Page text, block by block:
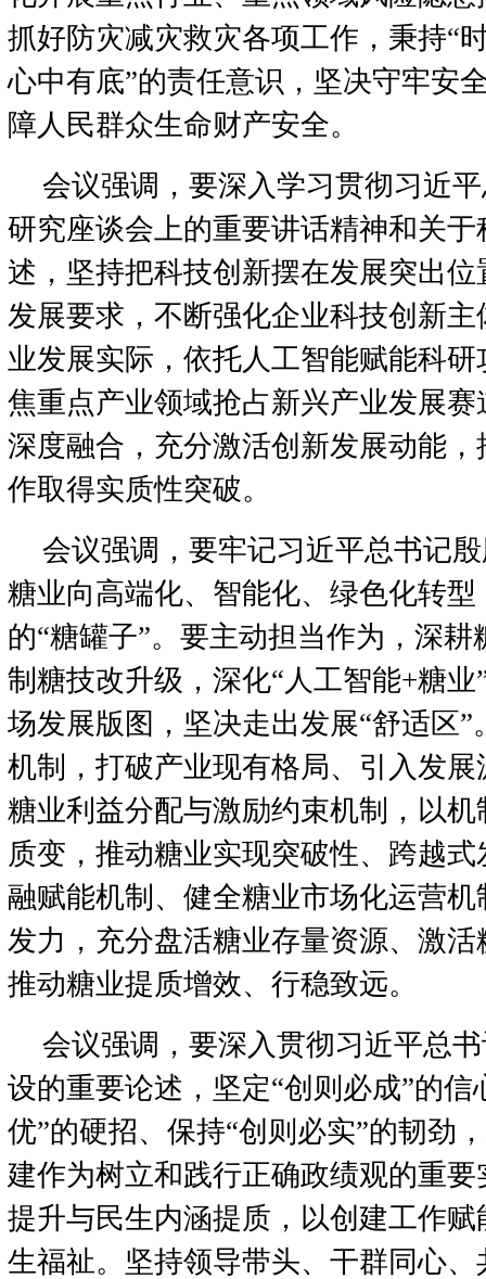
抓好防灾减灾救灾各项工作，秉持“
心中有底”的责任意识，坚决守牢安
障人民群众生命财产安全。
会议强调，要深入学习贯彻习近
研究座谈会上的重要讲话精神和关
述，坚持把科技创新摆在发展突出
发展要求，不断强化企业科技创新
业发展实际，依托人工智能赋能科
焦重点产业领域抢占新兴产业发展
深度融合，充分激活创新发展动能
作取得实质性突破。
会议强调，要牢记习近平总书记
糖业向高端化、智能化、绿色化转
的“糖罐子”。要主动担当作为，深
制糖技改升级，深化“人工智能+糖
场发展版图，坚决走出发展“舒适区
机制，打破产业现有格局、引入发
糖业利益分配与激励约束机制，以
质变，推动糖业实现突破性、跨越
融赋能机制、健全糖业市场化运营
发力，充分盘活糖业存量资源、激
推动糖业提质增效、行稳致远。
会议强调，要深入贯彻习近平总
设的重要论述，坚定“创则必成”的信
优”的硬招、保持“创则必实”的韧劲
建作为树立和践行正确政绩观的重
提升与民生内涵提质，以创建工作
生福祉。坚持领导带头、干群同心